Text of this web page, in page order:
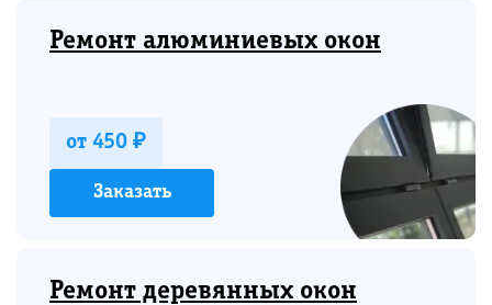
Ремонт алюминиевых окон
от 450 ₽
Заказать
Ремонт деревянных окон